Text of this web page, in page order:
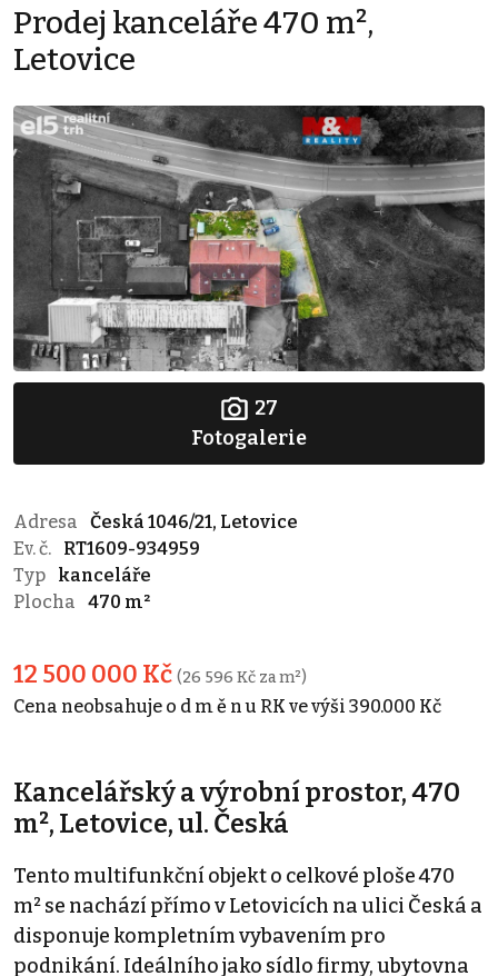
Prodej kanceláře 470 m²,
Letovice
27
Fotogalerie
Adresa
Česká 1046/21, Letovice
Ev. č.
RT1609-934959
Typ
kanceláře
Plocha
470 m²
12 500 000 Kč (26 596 Kč za m²)
Cena neobsahuje o d m ě n u RK ve výši 390.000 Kč
Kancelářský a výrobní prostor, 470
m², Letovice, ul. Česká
Tento multifunkční objekt o celkové ploše 470
m² se nachází přímo v Letovicích na ulici Česká a
disponuje kompletním vybavením pro
podnikání. Ideálního jako sídlo firmy, ubytovna